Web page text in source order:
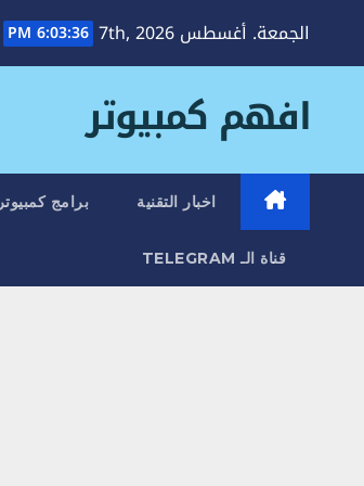
الجمعة. أغسطس 7th, 2026 6:03:36 PM
افهم كمبيوتر
اخبار التقنية برامج كمبيوتر
قناة الـ TELEGRAM